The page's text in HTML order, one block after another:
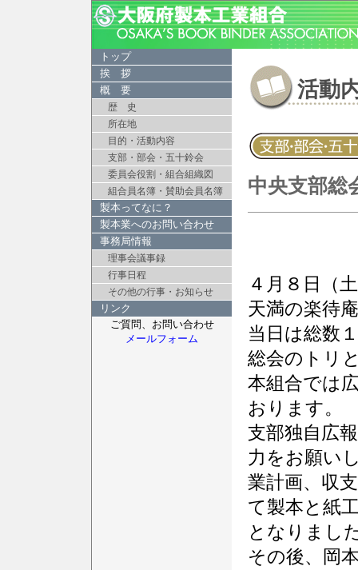
トップ
挨 拶
概 要
歴 史
所在地
目的・活動内容
支部・部会・五十鈴会
委員会役割・組合組織図
組合員名簿・賛助会員名簿
製本ってなに？
製本業へのお問い合わせ
事務局情報
理事会議事録
行事日程
その他の行事・お知らせ
リンク
ご質問、お問い合わせ
メールフォーム
活動
中央支部総
４月８日（
天満の楽待
当日は総数
総会のトリ
本組合では
おります。
支部独自広
力をお願い
業計画、収
て製本と紙
となりまし
その後、岡